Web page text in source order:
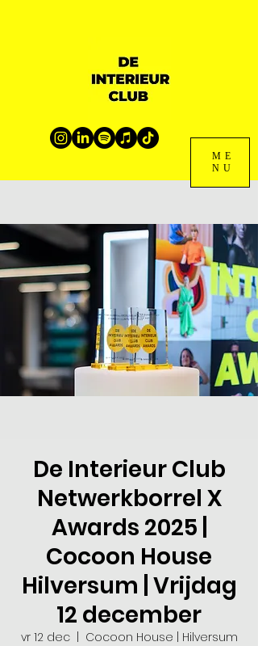
ME
NU
De Interieur Club
Netwerkborrel X
Awards 2025 |
Cocoon House
Hilversum | Vrijdag
12 december
vr 12 dec
  |
Cocoon House | Hilversum